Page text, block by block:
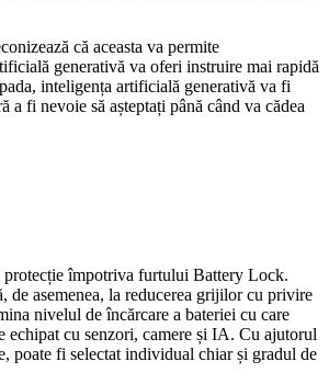
că aceasta va permite
generativă va oferi instruire mai rapidă
inteligența artificială generativă va fi
fi nevoie să așteptați până când va cădea
protecție împotriva furtului Battery Lock.
asemenea, la reducerea grijilor cu privire
nivelul de încărcare a bateriei cu care
echipat cu senzori, camere și IA. Cu ajutorul
poate fi selectat individual chiar și gradul de